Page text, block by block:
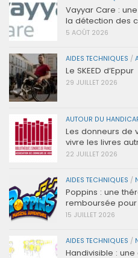
Vayyar Care :
la détection des
5 AOÛT 2026
AIDES TECHNIQUES /
Le SKEED d’Eppur
29 JUILLET 2026
AUTOUR DU
Les donneurs de
vivre les livres
22 JUILLET 2026
AIDES TECHNIQUES /
Poppins : une
remboursée
15 JUILLET 2026
AIDES TECHNIQUES /
Handivisible :